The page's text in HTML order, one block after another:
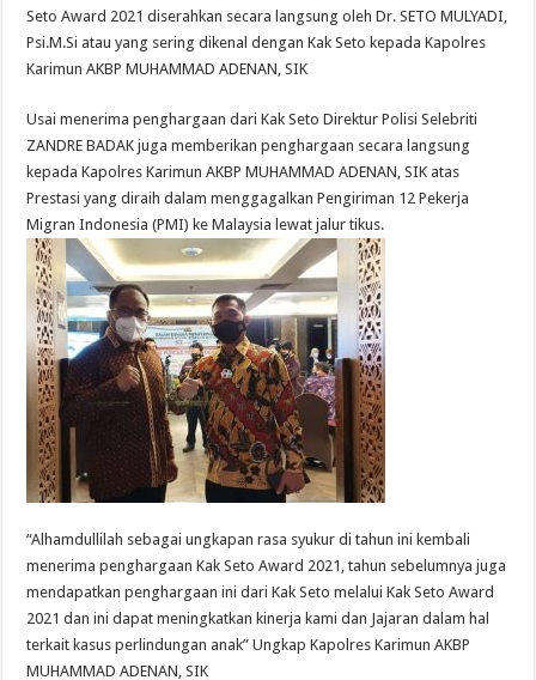
Seto Award 2021 diserahkan secara langsung oleh Dr. SETO MULYADI,
Psi.M.Si atau yang sering dikenal dengan Kak Seto kepada Kapolres
Karimun AKBP MUHAMMAD ADENAN, SIK
Usai menerima penghargaan dari Kak Seto Direktur Polisi Selebriti
ZANDRE BADAK juga memberikan penghargaan secara langsung
kepada Kapolres Karimun AKBP MUHAMMAD ADENAN, SIK atas
Prestasi yang diraih dalam menggagalkan Pengiriman 12 Pekerja
Migran Indonesia (PMI) ke Malaysia lewat jalur tikus.
“Alhamdullilah sebagai ungkapan rasa syukur di tahun ini kembali
menerima penghargaan Kak Seto Award 2021, tahun sebelumnya juga
mendapatkan penghargaan ini dari Kak Seto melalui Kak Seto Award
2021 dan ini dapat meningkatkan kinerja kami dan Jajaran dalam hal
terkait kasus perlindungan anak” Ungkap Kapolres Karimun AKBP
MUHAMMAD ADENAN, SIK